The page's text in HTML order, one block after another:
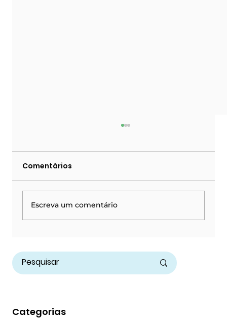
Revolução das Salas
Multissensoriais na Inclusão e
Comentários
Escreva um comentário
Categorias